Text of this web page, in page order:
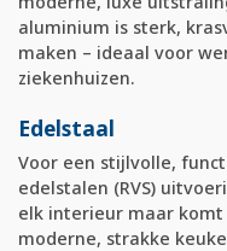
aluminium is sterk,
maken – ideaal voor
ziekenhuizen.
Edelstaal
Voor een stijlvolle,
edelstalen (RVS)
elk interieur maar
moderne, strakke